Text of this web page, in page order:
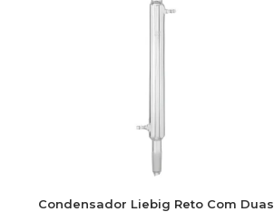
Condensador Liebig Reto Com Duas